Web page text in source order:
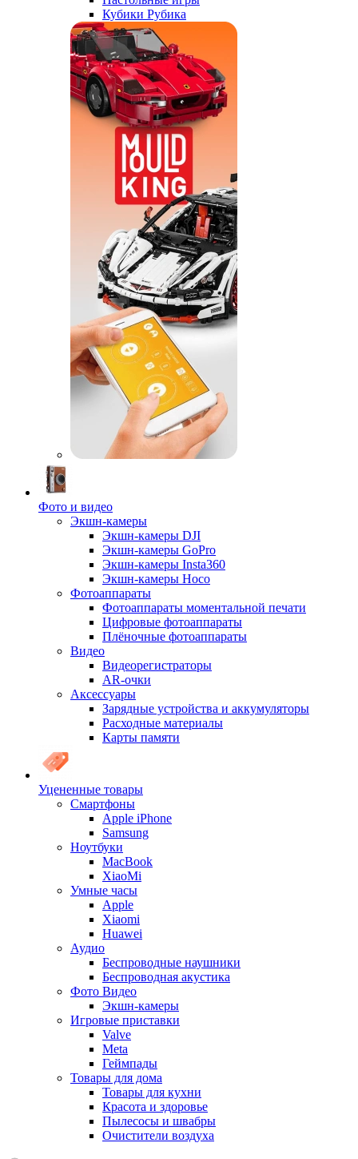
Кубики Рубика
Фото и видео
Экшн-камеры
Экшн-камеры DJI
Экшн-камеры GoPro
Экшн-камеры Insta360
Экшн-камеры Hoco
Фотоаппараты
Фотоаппараты моментальной печати
Цифровые фотоаппараты
Плёночные фотоаппараты
Видео
Видеорегистраторы
AR-очки
Аксессуары
Зарядные устройства и аккумуляторы
Расходные материалы
Карты памяти
Уцененные товары
Cмартфоны
Apple iPhone
Samsung
Ноутбуки
MacBook
XiaoMi
Умные часы
Apple
Xiaomi
Huawei
Аудио
Беспроводные наушники
Беспроводная акустика
Фото Видео
Экшн-камеры
Игровые приставки
Valve
Meta
Геймпады
Товары для дома
Товары для кухни
Красота и здоровье
Пылесосы и швабры
Очистители воздуха